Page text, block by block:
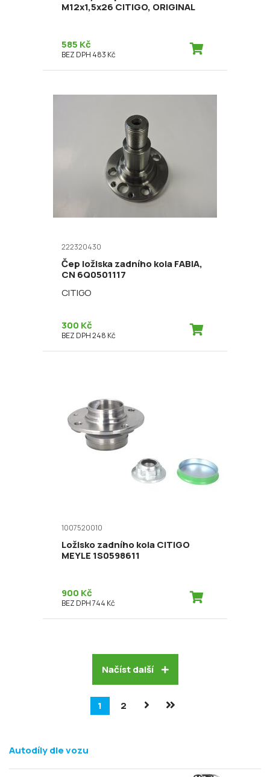
M12x1,5x26 CITIGO, ORIGINAL
585 Kč
BEZ DPH 483 Kč
222320430
Čep ložiska zadního kola FABIA,
CN 6Q0501117
CITIGO
300 Kč
BEZ DPH 248 Kč
1007520010
Ložisko zadního kola CITIGO
MEYLE 1S0598611
900 Kč
BEZ DPH 744 Kč
Načíst další
1 2
Autodíly dle vozu